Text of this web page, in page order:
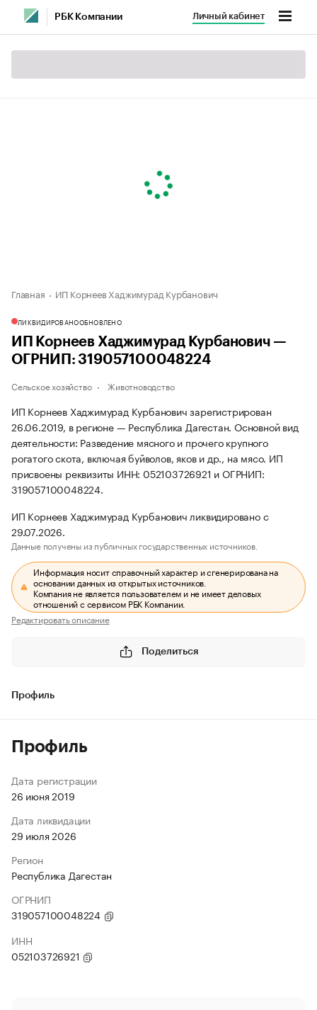
РБК Компании Личный кабинет
Главная ИП Корнеев Хаджимурад Курбанович
ЛИКВИДИРОВАНООБНОВЛЕНО
ИП Корнеев Хаджимурад Курбанович —
ОГРНИП: 319057100048224
Сельское хозяйство Животноводство
ИП Корнеев Хаджимурад Курбанович зарегистрирован
26.06.2019, в регионе — Республика Дагестан. Основной вид
деятельности: Разведение мясного и прочего крупного
рогатого скота, включая буйволов, яков и др., на мясо. ИП
присвоены реквизиты ИНН: 052103726921 и ОГРНИП:
319057100048224.
ИП Корнеев Хаджимурад Курбанович ликвидировано с
29.07.2026.
Данные получены из публичных государственных источников.
Информация носит справочный характер и сгенерирована на
основании данных из открытых источников.
Компания не является пользователем и не имеет деловых
отношений с сервисом РБК Компании.
Редактировать описание
Поделиться
Профиль
Профиль
Дата регистрации
26 июня 2019
Дата ликвидации
29 июля 2026
Регион
Республика Дагестан
ОГРНИП
319057100048224
ИНН
052103726921